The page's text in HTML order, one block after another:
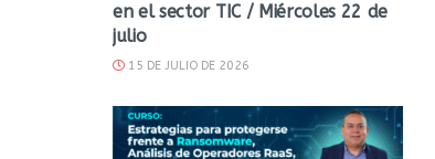
en el sector TIC / Miércoles 22 de
julio
15 DE JULIO DE 2026